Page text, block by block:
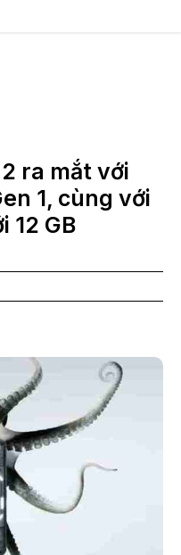
công nghệ
ra mắt với
1, cùng với
12 GB